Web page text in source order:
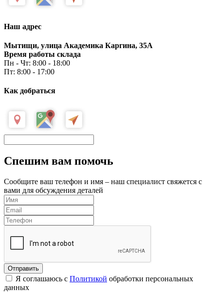
Наш адрес
Мытищи, улица Академика Каргина, 35А
Время работы склада
Пн - Чт: 8:00 - 18:00
Пт: 8:00 - 17:00
Как добраться
Спешим вам помочь
Сообщите ваш телефон и имя – наш специалист свяжется с
вами для обсуждения деталей
Я соглашаюсь с Политикой обработки персональных
данных